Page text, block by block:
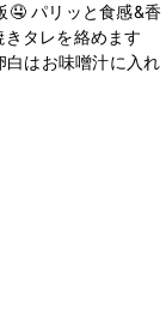
🤤 パリッと食感&香
タレを絡めます
白はお味噌汁に入れ